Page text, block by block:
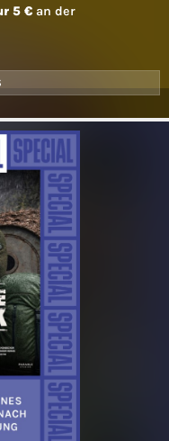
5 € an der